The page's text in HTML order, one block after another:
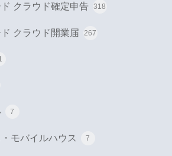
クラウド確定申告 318
クラウド開業届 267
7
モバイルハウス 7